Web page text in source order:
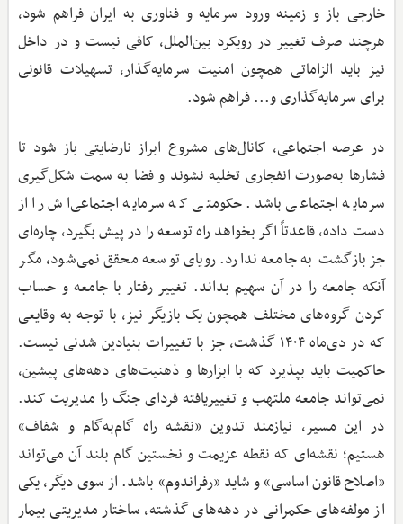
خارجی باز و زمینه ورود سرمایه و فناوری به ایران فراهم شود،
هرچند صرف تغییر در رویکرد بین‌الملل، کافی نیست و در داخل
نیز باید الزاماتی همچون امنیت سرمایه‌گذار، تسهیلات قانونی
برای سرمایه‌گذاری و... فراهم شود.
در عرصه اجتماعی، کانال‌های مشروع ابراز نارضایتی باز شود تا
فشارها به‌صورت انفجاری تخلیه نشوند و فضا به سمت شکل‌گیری
سرمایه اجتماعی باشد. حکومتی که سرمایه اجتماعی‌اش را از
دست داده، قاعدتاً اگر بخواهد راه توسعه را در پیش بگیرد، چاره‌ای
جز بازگشت به جامعه ندارد. رویای توسعه محقق نمی‌شود، مگر
آنکه جامعه را در آن سهیم بداند. تغییر رفتار با جامعه و حساب
کردن گروه‌های مختلف همچون یک بازیگر نیز، با توجه به وقایعی
که در دی‌ماه ۱۴۰۴ گذشت، جز با تغییرات بنیادین شدنی نیست.
حاکمیت باید بپذیرد که با ابزارها و ذهنیت‌های دهه‌های پیشین،
نمی‌تواند جامعه ملتهب و تغییریافته فردای جنگ را مدیریت کند.
در این مسیر، نیازمند تدوین «نقشه راه گام‌به‌گام و شفاف»
هستیم؛ نقشه‌ای که نقطه عزیمت و نخستین گام بلند آن می‌تواند
«اصلاح قانون اساسی» و شاید «رفراندوم» باشد. از سوی دیگر، یکی
از مولفه‌های حکمرانی در دهه‌های گذشته، ساختار مدیریتی بیمار